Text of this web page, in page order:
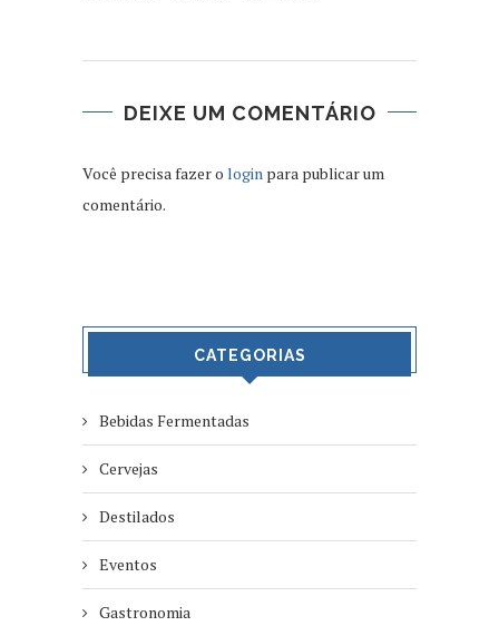
DEIXE UM COMENTÁRIO
Você precisa fazer o login para publicar um
comentário.
CATEGORIAS
Bebidas Fermentadas
Cervejas
Destilados
Eventos
Gastronomia